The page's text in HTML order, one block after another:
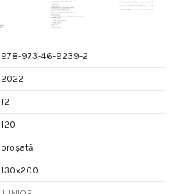
978-973-46-9239-2
2022
12
120
broșată
130x200